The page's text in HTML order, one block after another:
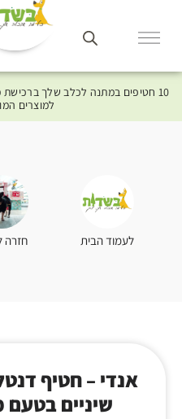
10 חטיפים במתנה לכלב שלך
למוצרים
לעמוד הבית חזרה
אנדי – חטיף
שיניים בטעם מנטה